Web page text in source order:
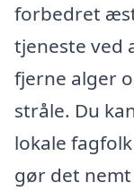
forbedret
tjeneste ved
fjerne alger
stråle. Du
lokale
gør det